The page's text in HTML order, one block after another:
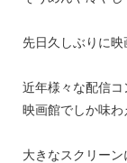
先日久しぶりに映
近年様々な配信コ
映画館でしか味わ
大きなスクリーン